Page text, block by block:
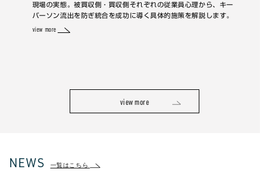
現場の実態。被買収側・買収側それぞれの従業員心理から、キー
パーソン流出を防ぎ統合を成功に導く具体的施策を解説します。
view more
view more
NEWS 一覧はこちら